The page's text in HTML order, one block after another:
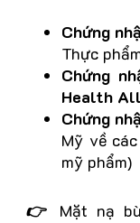
Chứng
Thực
Chứng
Health
Chứng
Mỹ về
mỹ phẩm)
👉 Mặt nạ